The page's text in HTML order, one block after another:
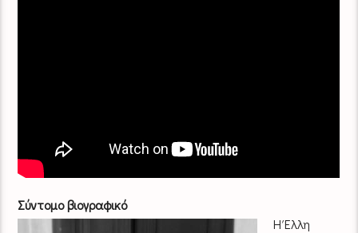
Σύντομο βιογραφικό
Η Έλλη